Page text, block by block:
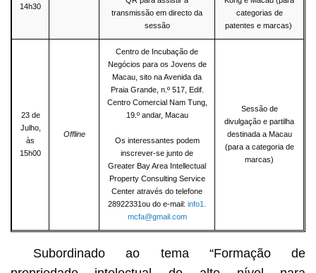
14h30
transmissão em directo da
sessão
categorias de
patentes e marcas)
23 de
Julho,
às
15h00
Offline
Centro de Incubação de
Negócios para os Jovens de
Macau, sito na Avenida da
Praia Grande, n.º 517, Edif.
Centro Comercial Nam Tung,
19.º andar, Macau
Os interessantes podem
inscrever-se junto de
Greater Bay Area Intellectual
Property Consulting Service
Center através do telefone
28922331ou do e-mail:info1.
mcfa@gmail.com
Sessão de
divulgação e partilha
destinada a Macau
(para a categoria de
marcas)
Subordinado ao tema “Formação de